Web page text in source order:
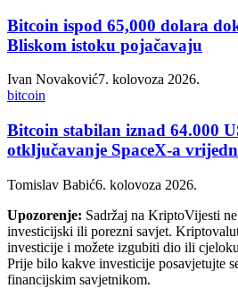
Bitcoin ispod 65,000 dolara
Bliskom istoku pojačavaju
Ivan Novaković7. kolovoza 2026.
bitcoin
Bitcoin stabilan iznad 64.000
otključavanje SpaceX-a
Tomislav Babić6. kolovoza 2026.
Upozorenje: Sadržaj na KriptoVijesti
investicijski ili porezni savjet.
investicije i možete izgubiti dio ili
Prije bilo kakve investicije posavjetujte
financijskim savjetnikom.